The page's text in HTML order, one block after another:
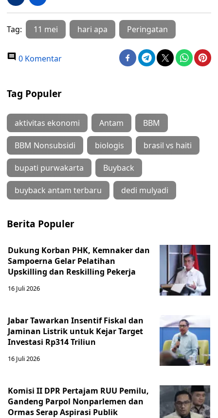
Tag: 11 mei hari apa Peringatan
0 Komentar
Tag Populer
aktivitas ekonomi Antam BBM
BBM Nonsubsidi biologis brasil vs haiti
bupati purwakarta Buyback
buyback antam terbaru dedi mulyadi
Berita Populer
Dukung Korban PHK, Kemnaker dan
Sampoerna Gelar Pelatihan
Upskilling dan Reskilling Pekerja
16 Juli 2026
Jabar Tawarkan Insentif Fiskal dan
Jaminan Listrik untuk Kejar Target
Investasi Rp314 Triliun
16 Juli 2026
Komisi II DPR Pertajam RUU Pemilu,
Gandeng Parpol Nonparlemen dan
Ormas Serap Aspirasi Publik